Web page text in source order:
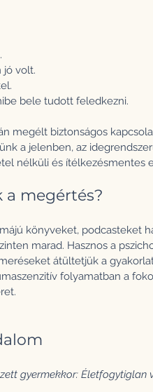
jó volt.
bele tudott feledkezni.
megélt biztonságos
a jelenben, az
nélküli és ítélkezésmentes
a megértés?
könyveket, podcasteket
marad. Hasznos a
átültetjük a
folyamatban a
gyermekkor: